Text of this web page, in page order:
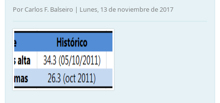
Por Carlos F. Balseiro | Lunes, 13 de noviembre de 2017